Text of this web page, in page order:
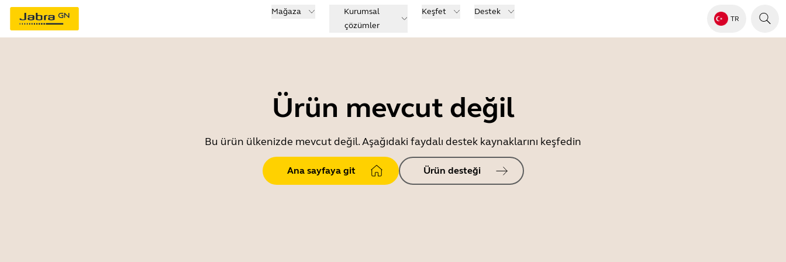
Mağaza
Kurumsal
çözümler
Keşfet Destek
TR
Ürün mevcut değil
Bu ürün ülkenizde mevcut değil. Aşağıdaki faydalı destek kaynaklarını keşfedin
Ana sayfaya git Ürün desteği